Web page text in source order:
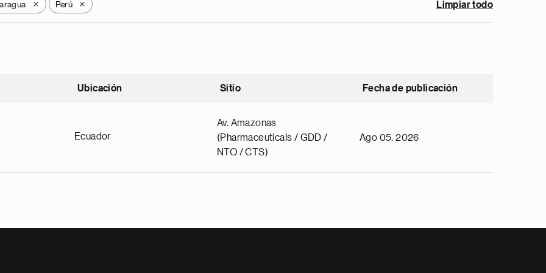
X Perú X Limpiar todo
Ubicación Sitio Fecha de publicación
Ecuador
Av. Amazonas
(Pharmaceuticals / GDD /
NTO / CTS)
Ago 05, 2026